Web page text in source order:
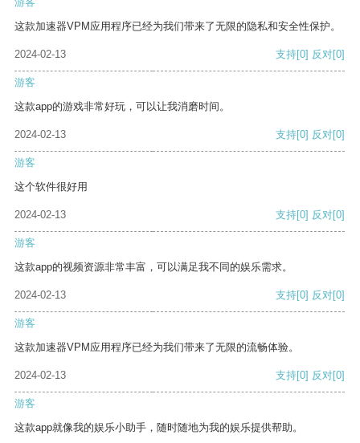
这款加速器VPM应用程序已经为我们带来了无限的隐私和安全性保护。
2024-02-13 支持[0] 反对[0]
游客
这款app的游戏非常好玩，可以让我消磨时间。
2024-02-13 支持[0] 反对[0]
游客
这个软件很好用
2024-02-13 支持[0] 反对[0]
游客
这款app的视频资源非常丰富，可以满足我不同的娱乐需求。
2024-02-13 支持[0] 反对[0]
游客
这款加速器VPM应用程序已经为我们带来了无限的流畅体验。
2024-02-13 支持[0] 反对[0]
游客
这款app就像我的娱乐小助手，随时随地为我的娱乐提供帮助。